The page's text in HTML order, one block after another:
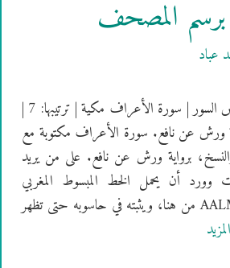
المصحف
عباد
[سُورَةُ الأعْرَافِ] فهرس السور | سورة الأعراف مكية | ترتيبها: 7 |
206 | رواية ورش عن نافع. سورة الأعراف مكتوبة مع
برواية ورش عن نافع. على من يريد
وورد أن يحمل الخط المبسوط المغربي
AALMAGHRIBIv4.9.otf من هنا، ويثبته في حاسوبه حتى تظهر